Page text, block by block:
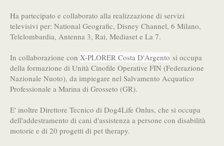
Ha partecipato e collaborato alla realizzazione di servizi
televisivi per: National Geografic, Disney Channel, 6 Milano,
Telelombardia, Antenna 3, Rai, Mediaset e La 7.
In collaborazione con X-PLORER Costa D'Argento si occupa
della formazione di Unità Cinofile Operative FIN (Federazione
Nazionale Nuoto), da impiegare nel Salvamento Acquatico
Professionale a Marina di Grosseto (GR).
E' inoltre Direttore Tecnico di Dog4Life Onlus, che si occupa
dell'addestramento di cani d'assistenza a persone con disabilità
motorie e di 20 progetti di pet therapy.